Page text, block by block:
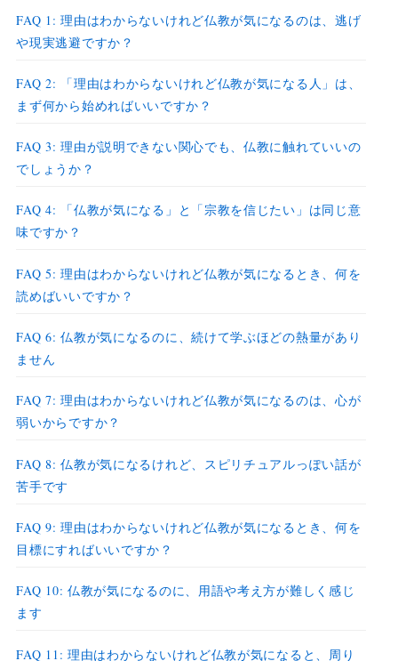
FAQ 1: 理由はわからないけれど仏教が気になるのは、逃げ
や現実逃避ですか？
FAQ 2: 「理由はわからないけれど仏教が気になる人」は、
まず何から始めればいいですか？
FAQ 3: 理由が説明できない関心でも、仏教に触れていいの
でしょうか？
FAQ 4: 「仏教が気になる」と「宗教を信じたい」は同じ意
味ですか？
FAQ 5: 理由はわからないけれど仏教が気になるとき、何を
読めばいいですか？
FAQ 6: 仏教が気になるのに、続けて学ぶほどの熱量があり
ません
FAQ 7: 理由はわからないけれど仏教が気になるのは、心が
弱いからですか？
FAQ 8: 仏教が気になるけれど、スピリチュアルっぽい話が
苦手です
FAQ 9: 理由はわからないけれど仏教が気になるとき、何を
目標にすればいいですか？
FAQ 10: 仏教が気になるのに、用語や考え方が難しく感じ
ます
FAQ 11: 理由はわからないけれど仏教が気になると、周り